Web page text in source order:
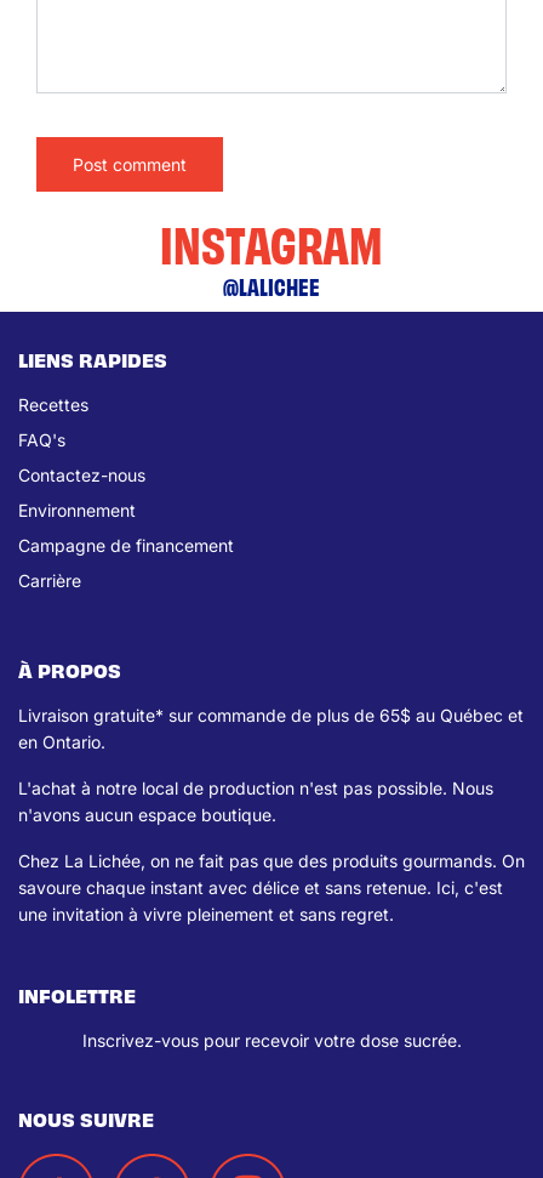
INSTAGRAM
@LALICHEE
LIENS RAPIDES
Recettes
FAQ's
Contactez-nous
Environnement
Campagne de financement
Carrière
À PROPOS
Livraison gratuite* sur commande de plus de 65$ au Québec et
en Ontario.
L'achat à notre local de production n'est pas possible. Nous
n'avons aucun espace boutique.
Chez La Lichée, on ne fait pas que des produits gourmands. On
savoure chaque instant avec délice et sans retenue. Ici, c'est
une invitation à vivre pleinement et sans regret.
INFOLETTRE
Inscrivez-vous pour recevoir votre dose sucrée.
NOUS SUIVRE